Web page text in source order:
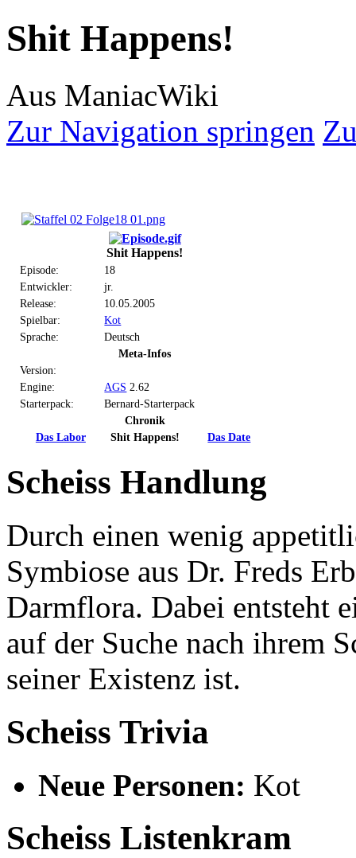
Shit Happens!
Aus ManiacWiki
Zur Navigation springen
Shit Happens!
Episode:
18
Entwickler:
jr.
Release:
10.05.2005
Spielbar:
Kot
Sprache:
Deutsch
Meta-Infos
Version:
Engine:
AGS 2.62
Starterpack:
Bernard-Starterpack
Chronik
Das Labor
Shit Happens! Das Date
Scheiss Handlung
Durch einen wenig
Symbiose aus Dr. Freds
Darmflora. Dabei entsteht
auf der Suche nach ihrem
seiner Existenz ist.
Scheiss Trivia
Neue Personen: Kot
Scheiss Listenkram